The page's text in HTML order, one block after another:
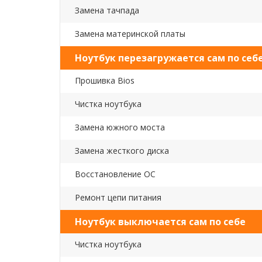
Замена тачпада
Замена материнской платы
Ноутбук перезагружается сам по
Прошивка Bios
Чистка ноутбука
Замена южного моста
Замена жесткого диска
Восстановление ОС
Ремонт цепи питания
Ноутбук выключается сам по себе
Чистка ноутбука